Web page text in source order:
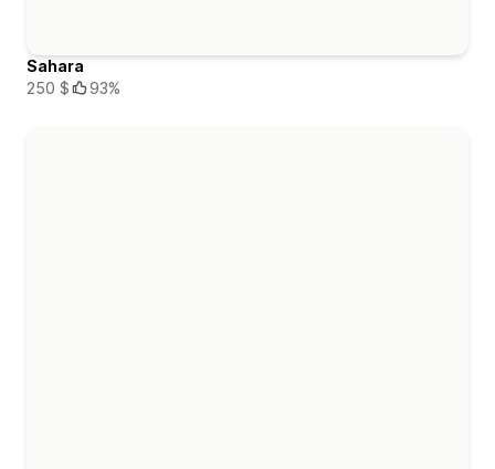
Sahara
250 $
93%